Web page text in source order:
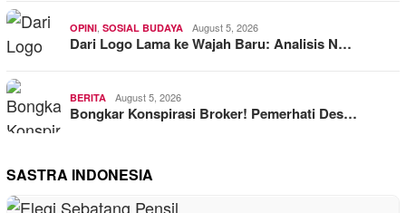
OPINI SOSIAL BUDAYA August 5, 2026
Dari Logo Lama ke Wajah Baru: Analisis N…
BERITA August 5, 2026
Bongkar Konspirasi Broker! Pemerhati Des…
SASTRA INDONESIA